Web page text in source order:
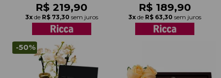
R$ 219,90
3x de R$ 73,30 sem juros
R$ 189,90
3x de R$ 63,30 sem juros
-50%